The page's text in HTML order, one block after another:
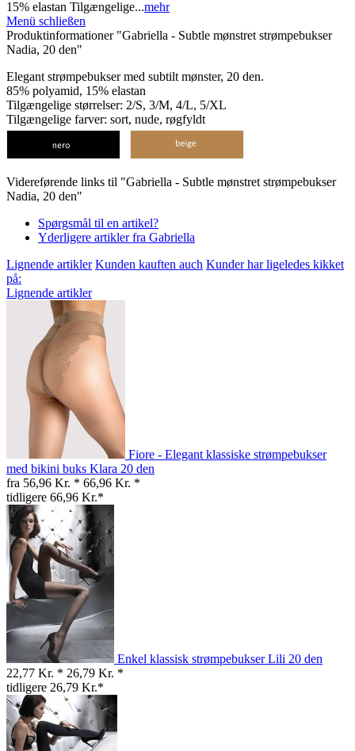
15% elastan Tilgængelige...mehr
Menü schließen
Produktinformationer "Gabriella - Subtle mønstret strømpebukser
Nadia, 20 den"
Elegant strømpebukser med subtilt mønster, 20 den.
85% polyamid, 15% elastan
Tilgængelige størrelser: 2/S, 3/M, 4/L, 5/XL
Tilgængelige farver: sort, nude, røgfyldt
Videreførende links til "Gabriella - Subtle mønstret strømpebukser
Nadia, 20 den"
Spørgsmål til en artikel?
Yderligere artikler fra Gabriella
Lignende artikler Kunden kauften auch Kunder har ligeledes kikket
på:
Lignende artikler
Fiore - Elegant klassiske strømpebukser
med bikini buks Klara 20 den
fra 56,96 Kr. * 66,96 Kr. *
tidligere 66,96 Kr.*
Enkel klassisk strømpebukser Lili 20 den
22,77 Kr. * 26,79 Kr. *
tidligere 26,79 Kr.*